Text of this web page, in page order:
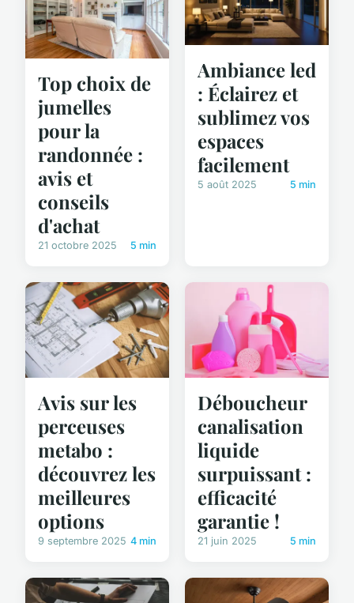
Top choix de
jumelles
pour la
randonnée :
avis et
conseils
d'achat
21 octobre 2025 5 min
Ambiance led
: Éclairez et
sublimez vos
espaces
facilement
5 août 2025 5 min
Avis sur les
perceuses
metabo :
découvrez les
meilleures
options
9 septembre 2025 4 min
Déboucheur
canalisation
liquide
surpuissant :
efficacité
garantie !
21 juin 2025 5 min